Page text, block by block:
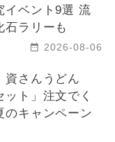
イベント9選 流
石ラリーも
2026-08-06
資さんうどん
ット」注文でく
のキャンペーン